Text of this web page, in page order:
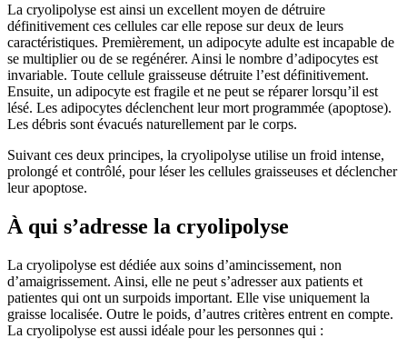
La cryolipolyse est ainsi un excellent moyen de détruire
définitivement ces cellules car elle repose sur deux de leurs
caractéristiques. Premièrement, un adipocyte adulte est incapable de
se multiplier ou de se regénérer. Ainsi le nombre d’adipocytes est
invariable. Toute cellule graisseuse détruite l’est définitivement.
Ensuite, un adipocyte est fragile et ne peut se réparer lorsqu’il est
lésé. Les adipocytes déclenchent leur mort programmée (apoptose).
Les débris sont évacués naturellement par le corps.
Suivant ces deux principes, la cryolipolyse utilise un froid intense,
prolongé et contrôlé, pour léser les cellules graisseuses et déclencher
leur apoptose.
À qui s’adresse la cryolipolyse
La cryolipolyse est dédiée aux soins d’amincissement, non
d’amaigrissement. Ainsi, elle ne peut s’adresser aux patients et
patientes qui ont un surpoids important. Elle vise uniquement la
graisse localisée. Outre le poids, d’autres critères entrent en compte.
La cryolipolyse est aussi idéale pour les personnes qui :